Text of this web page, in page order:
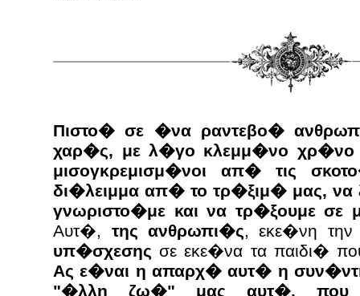
Πιστο� σε �να ραντεβο�
χαρ�ς, με λ�γο κλεμμ�νο
μισογκρεμισμ�νοι απ� τις
δι�λειμμα απ� το τρ�ξιμ� μας, να
γνωριστο�με και να τρ�ξουμε σε
Αυτ�, της ανθρωπι�ς, εκε�νη
υπ�σχεσης σε εκε�να τα παιδι�
Ας ε�ναι η απαρχ� αυτ� η
"�λλη ζω�" μας αυτ�, που